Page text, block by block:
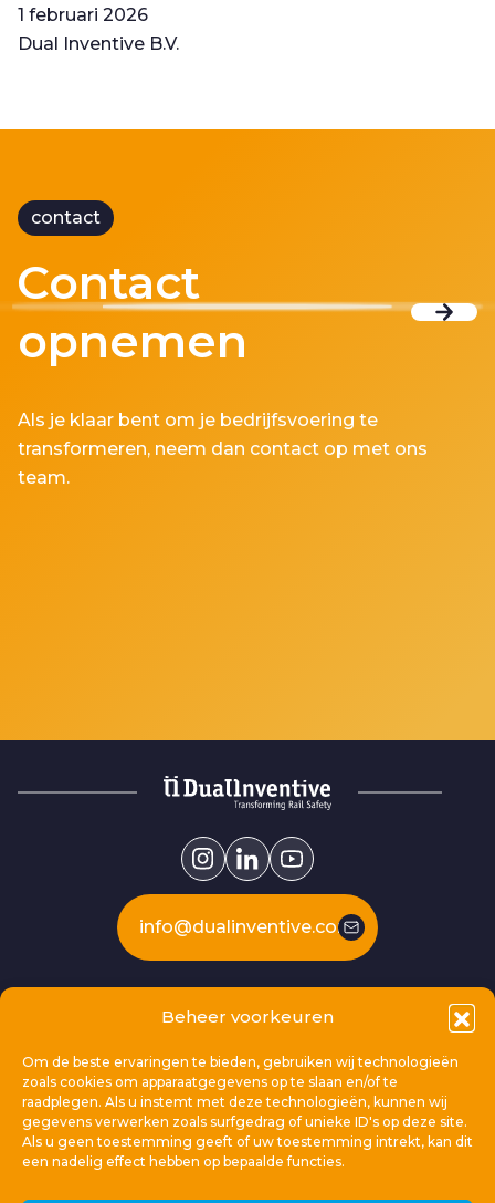
Beheer voorkeuren
Om de beste ervaringen te bieden, gebruiken wij technologieën
zoals cookies om apparaatgegevens op te slaan en/of te
raadplegen. Als u instemt met deze technologieën, kunnen wij
gegevens verwerken zoals surfgedrag of unieke ID's op deze site.
Als u geen toestemming geeft of uw toestemming intrekt, kan dit
een nadelig effect hebben op bepaalde functies.
1 februari 2026
Dual Inventive B.V.
contact
Contact
opnemen
Als je klaar bent om je bedrijfsvoering te
transformeren, neem dan contact op met ons
team.
info@dualinventive.com
Our products
This is Dual Inventive
Locations